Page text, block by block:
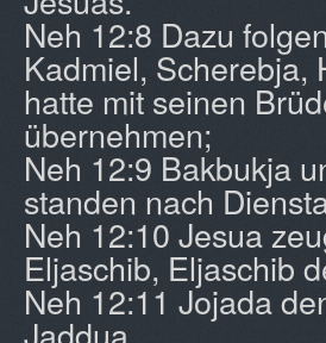
Neh 12:8 Dazu
Kadmiel, Scherebja,
hatte mit seinen
übernehmen;
Neh 12:9 Bakbukja
standen nach
Neh 12:10 Jesua
Eljaschib, Eljaschib
Neh 12:11 Jojada